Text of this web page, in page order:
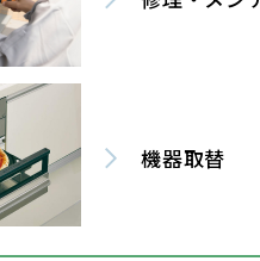
機器取替